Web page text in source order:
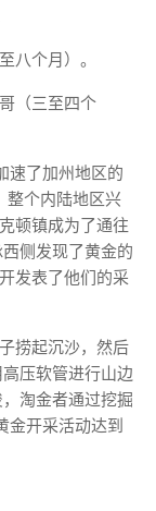
八个月）。
（三至四个
速了加州地区的
整个内陆地区兴
顿镇成为了通往
侧发现了黄金的
发表了他们的采
捞起沉沙，然后
压软管进行山边
淘金者通过挖掘
金开采活动达到